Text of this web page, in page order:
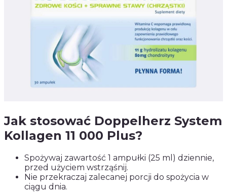
Jak stosować Doppelherz System
Kollagen 11 000 Plus?
Spożywaj zawartość 1 ampułki (25 ml) dziennie,
przed użyciem wstrząśnij.
Nie przekraczaj zalecanej porcji do spożycia w
ciągu dnia.